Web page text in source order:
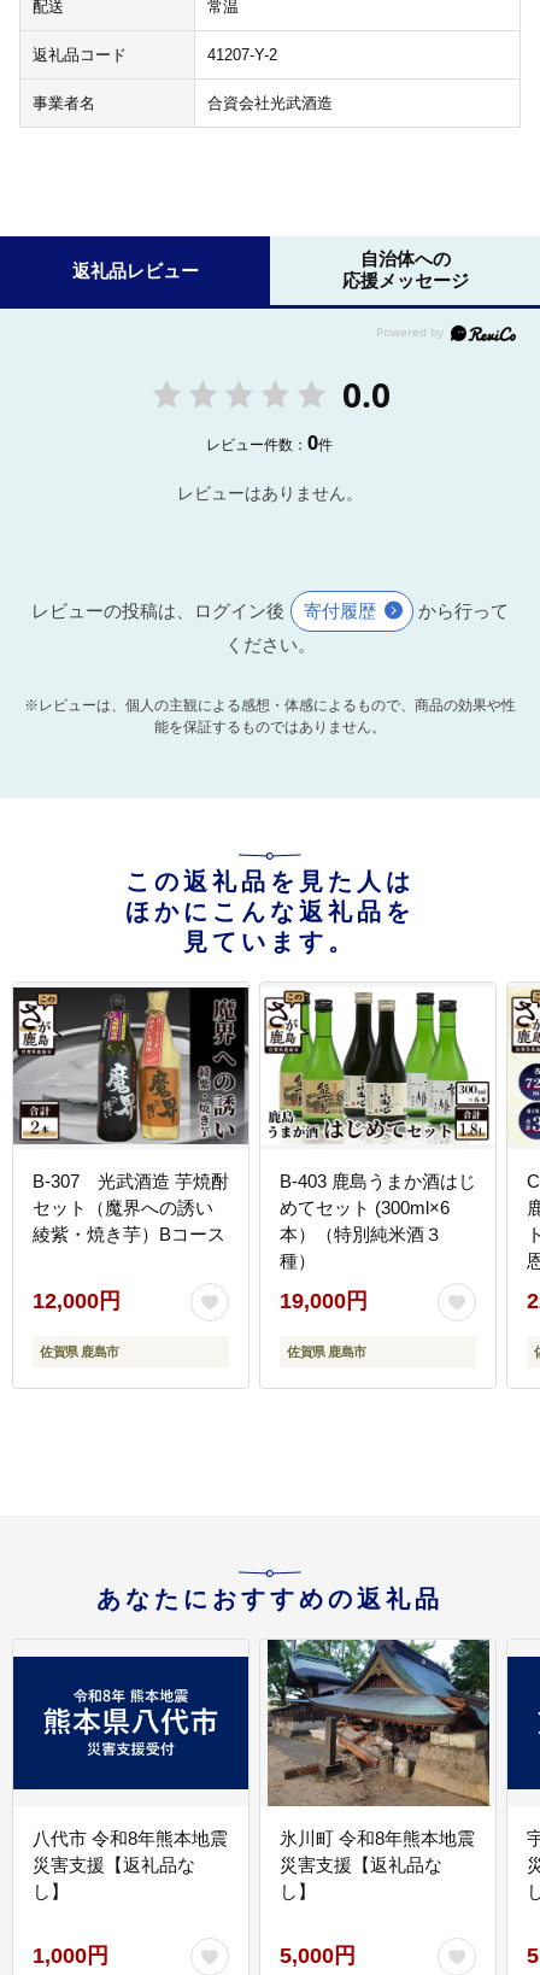
配送 常温
返礼品コード 41207-Y-2
事業者名 合資会社光武酒造
返礼品レビュー
自治体への
応援メッセージ
0.0
レビュー件数：0件
レビューはありません。
レビューの投稿は、ログイン後 寄付履歴
から行って
ください。
※レビューは、個人の主観による感想・体感によるもので、商品の効果や性
能を保証するものではありません。
この返礼品を見た人は
ほかにこんな返礼品を
見ています。
B-307 光武酒造 芋焼酎
セット（魔界への誘い
綾紫・焼き芋）Bコース
12,000円
佐賀県 鹿島市
B-403 鹿島うまか酒はじ
めてセット (300ml×6
本）（特別純米酒３
種）
19,000円
佐賀県 鹿島市
あなたにおすすめの返礼品
八代市 令和8年熊本地震
災害支援【返礼品な
し】
1,000円
氷川町 令和8年熊本地震
災害支援【返礼品な
し】
5,000円